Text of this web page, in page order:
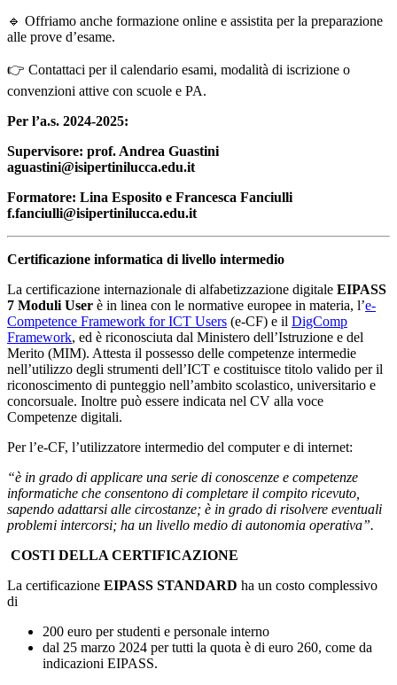
🔹 Offriamo anche formazione online e assistita per la preparazione
alle prove d’esame.
👉 Contattaci per il calendario esami, modalità di iscrizione o
convenzioni attive con scuole e PA.
Per l’a.s. 2024-2025:
Supervisore: prof. Andrea Guastini
aguastini@isipertinilucca.edu.it
Formatore: Lina Esposito e Francesca Fanciulli
f.fanciulli@isipertinilucca.edu.it
Certificazione informatica di livello intermedio
La certificazione internazionale di alfabetizzazione digitale EIPASS
7 Moduli User è in linea con le normative europee in materia, l’e-
Competence Framework for ICT Users (e-CF) e il DigComp
Framework, ed è riconosciuta dal Ministero dell’Istruzione e del
Merito (MIM). Attesta il possesso delle competenze intermedie
nell’utilizzo degli strumenti dell’ICT e costituisce titolo valido per il
riconoscimento di punteggio nell’ambito scolastico, universitario e
concorsuale. Inoltre può essere indicata nel CV alla voce
Competenze digitali.
Per l’e-CF, l’utilizzatore intermedio del computer e di internet:
“è in grado di applicare una serie di conoscenze e competenze
informatiche che consentono di completare il compito ricevuto,
sapendo adattarsi alle circostanze; è in grado di risolvere eventuali
problemi intercorsi; ha un livello medio di autonomia operativa”.
COSTI DELLA CERTIFICAZIONE
La certificazione EIPASS STANDARD ha un costo complessivo
di
200 euro per studenti e personale interno
dal 25 marzo 2024 per tutti la quota è di euro 260, come da
indicazioni EIPASS.